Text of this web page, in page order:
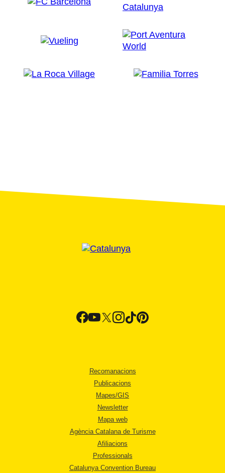
Recomanacions
Publicacions
Mapes/GIS
Newsletter
Mapa web
Agència Catalana de Turisme
Afiliacions
Professionals
Catalunya Convention Bureau